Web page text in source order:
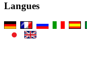
Langues